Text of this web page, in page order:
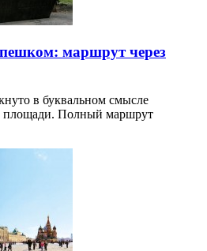
маршрут через
в буквальном смысле
площади. Полный маршрут